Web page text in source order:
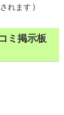
れます )
ミ掲示板